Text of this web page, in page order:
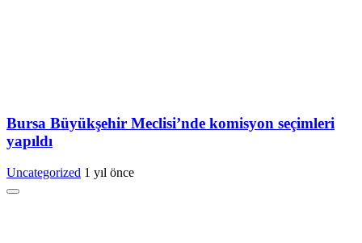
Bursa Büyükşehir Meclisi’nde komisyon seçimleri
yapıldı
Uncategorized 1 yıl önce